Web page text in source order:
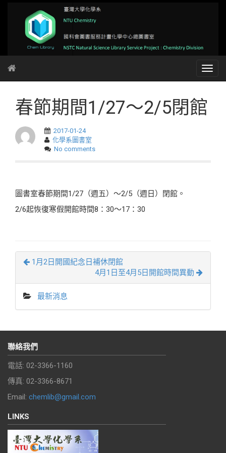
春節期間1/27～2/5閉館
2017-01-24
化學系圖書室
No comments
圖書室春節期間1/27（週五）～2/5（週日）閉館。
2/6起恢復寒假開館時間8：30～17：30
1月2日開國紀念日補休閉館
4月1日至4月5日開館時間異動
最新消息
聯絡我們
電話: 02-3366-1160
傳真: 02-3366-8671
Email: chemlib@gmail.com
LINKS